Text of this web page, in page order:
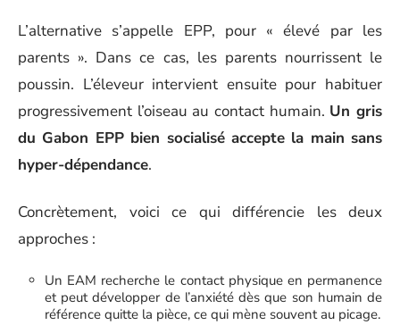
L’alternative s’appelle EPP, pour « élevé par les
parents ». Dans ce cas, les parents nourrissent le
poussin. L’éleveur intervient ensuite pour habituer
progressivement l’oiseau au contact humain. Un gris
du Gabon EPP bien socialisé accepte la main sans
hyper-dépendance.
Concrètement, voici ce qui différencie les deux
approches :
Un EAM recherche le contact physique en permanence
et peut développer de l’anxiété dès que son humain de
référence quitte la pièce, ce qui mène souvent au picage.